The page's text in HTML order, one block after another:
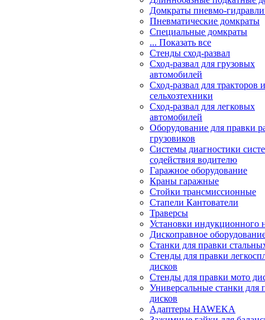
Домкраты пневмо-
Пневматические домкраты
Специальные домкраты
... Показать все
Стенды сход-развал
Сход-развал для грузовых
автомобилей
Сход-развал для тракторов и
сельхозтехники
Сход-развал для легковых
автомобилей
Оборудование для правки
грузовиков
Системы диагностики
содействия водителю
Гаражное оборудование
Краны гаражные
Стойки трансмиссионные
Стапели Кантователи
Траверсы
Установки индукционного
Дископравное
Станки для правки
Стенды для правки
дисков
Стенды для правки мото
Универсальные станки для
дисков
Адаптеры HAWEKA